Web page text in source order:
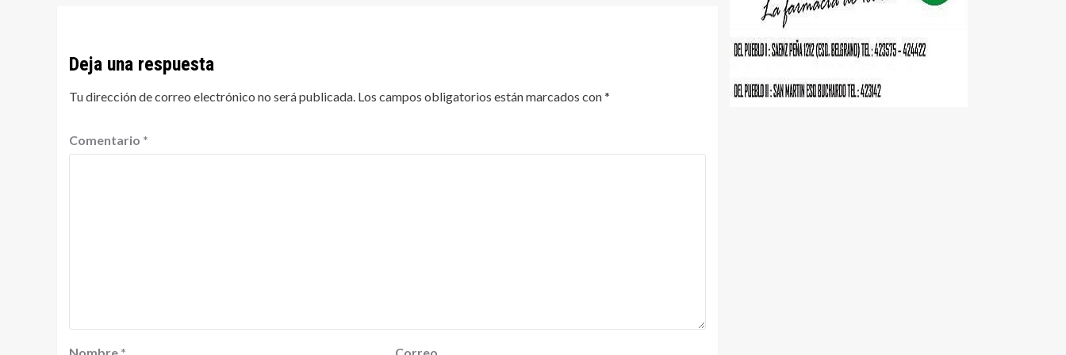
Deja una respuesta
Tu dirección de correo electrónico no será publicada. Los campos obligatorios están marcados con*
Comentario *